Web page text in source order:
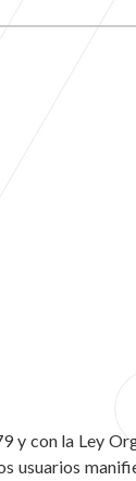
y con la Ley
usuarios